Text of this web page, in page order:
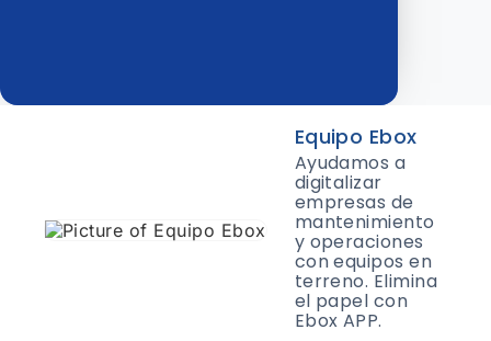
Equipo Ebox
Ayudamos a
digitalizar
empresas de
mantenimiento
y operaciones
con equipos en
terreno. Elimina
el papel con
Ebox APP.